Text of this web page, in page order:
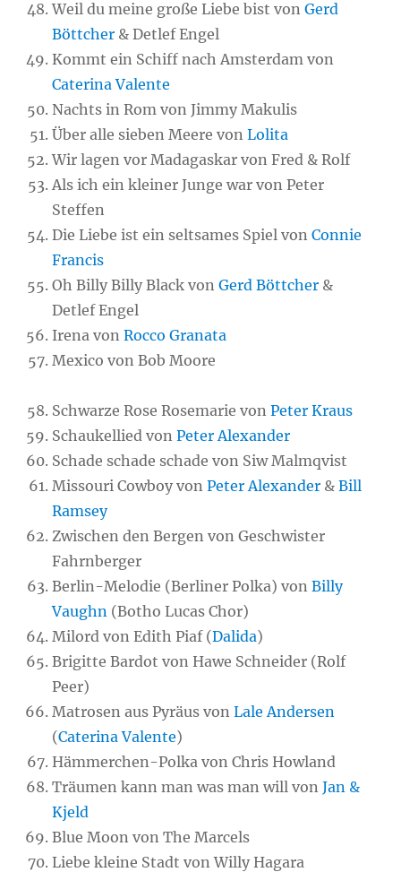
Weil du meine große Liebe bist vonGerd
Böttcher & Detlef Engel
Kommt ein Schiff nach Amsterdam von
Caterina Valente
Nachts in Rom von Jimmy Makulis
Über alle sieben Meere vonLolita
Wir lagen vor Madagaskar von Fred & Rolf
Als ich ein kleiner Junge war von Peter
Steffen
Die Liebe ist ein seltsames Spiel vonConnie
Francis
Oh Billy Billy Black vonGerd Böttcher &
Detlef Engel
Irena vonRocco Granata
Mexico von Bob Moore
Schwarze Rose Rosemarie vonPeter Kraus
Schaukellied vonPeter Alexander
Schade schade schade von Siw Malmqvist
Missouri Cowboy vonPeter Alexander &Bill
Ramsey
Zwischen den Bergen von Geschwister
Fahrnberger
Berlin-Melodie (Berliner Polka) vonBilly
Vaughn (Botho Lucas Chor)
Milord von Edith Piaf (Dalida)
Brigitte Bardot von Hawe Schneider (Rolf
Peer)
Matrosen aus Pyräus vonLale Andersen
(Caterina Valente)
Hämmerchen-Polka von Chris Howland
Träumen kann man was man will vonJan &
Kjeld
Blue Moon von The Marcels
Liebe kleine Stadt von Willy Hagara